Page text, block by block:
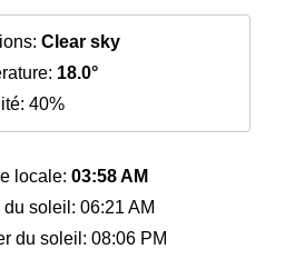
Clear sky
18.0°
40%
locale: 03:58 AM
du soleil: 06:21 AM
du soleil: 08:06 PM